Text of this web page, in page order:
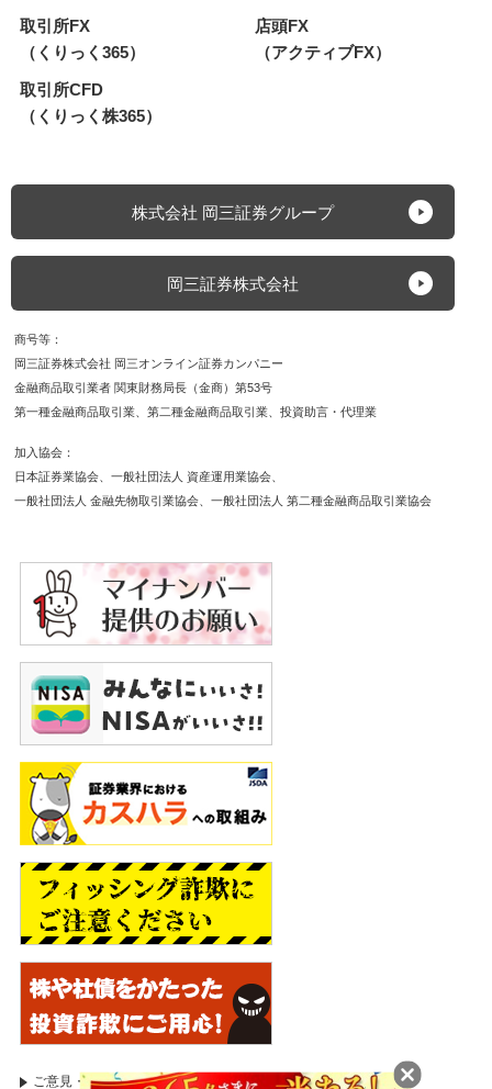
昇率・下落率に一定の倍率を乗じたものとは通常一致せ
ず、それが長期にわたり継続することにより、期待した
投資効果が得られないおそれがあります。上場新株予約
権証券は、上場期間・権利行使期間が短期間の期限付き
の有価証券であり、上場期間内に売却するか権利行使期
株価指数CFDでは建玉を保有し続けることにより金利相
当額・配当相当額の受け払いが発生します。【FX】外
の額を超える取引ができるため、対象通貨の為替相場の
変動により損益が大きく変動し、投資元本（証拠金）を
す。為替相場の急変時等に取引を行うことができず不測
の損害が発生する可能性があります。【各商品共通】シ
ステム、通信回線等の障害により発注、執行等ができず
保証金・証拠金
【信用】最低委託保証金30万円が必要です。信用取引は
委託保証金の額を上回る取引が可能であり、取引額の
30％以上の委託保証金が必要です。【株価指数CFD】
発注証拠金（必要証拠金）は、株価指数ごとに異なり、
取引所により定められた証拠金基準額となります。Web
サイトで最新のものをご確認ください。【FX】個人の
お客様の発注証拠金（必要証拠金）は、取引所FXで
は、取引所が定める証拠金基準額に選択レバレッジコー
スに応じた所要額を加えた額とし、店頭FXでは、取引
金額（為替レート×取引数量）× 4%以上の額とします。
一部レバレッジコースの選択ができない場合がありま
す。法人のお客様の発注証拠金（必要証拠金）は、取引
所FXでは、取引所が定める証拠金基準額とし、店頭FX
では、取引金額（為替レート×取引数量）×金融先物取引
業協会が公表する数値とします。発注証拠金に対して、
頭FXでは、1取引単位（1,000通貨）の取引が可能で
す。発注証拠金・取引単位は通貨ごとに異なります。
Webサイトで最新のものをご確認ください。
手数料等諸費用の概要（表示は全て税込・上限金額）
取引所FX
（くりっく365）
店頭FX
（アクティブFX）
取引所CFD
（くりっく株365）
株式会社 岡三証券グループ
岡三証券株式会社
商号等
岡三証券株式会社 岡三オンライン証券カンパニー
金融商品取引業者 関東財務局長（金商）第53号
第一種金融商品取引業
第二種金融商品取引業 投資助言・代理業
加入協会
日本証券業協会
一般社団法人 資産運用業協会
一般社団法人 金融先物取引業協会
一般社団法人 第二種金融商品取引業協会
ご意見・苦情等のお申出 証券取引等監視委員会